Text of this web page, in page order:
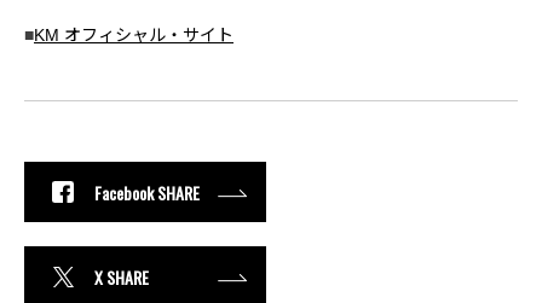
■KM オフィシャル・サイト
Facebook SHARE
X SHARE